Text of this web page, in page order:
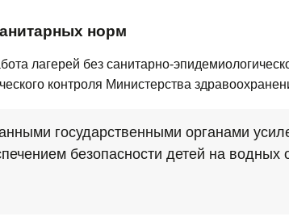
норм
лагерей без санитарно-
контроля Министерства
государственными органами
безопасности детей на